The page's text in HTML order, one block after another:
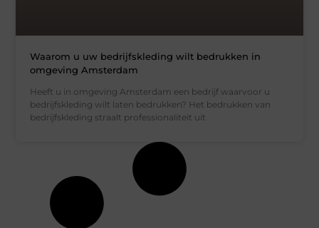
Waarom u uw bedrijfskleding wilt bedrukken in
omgeving Amsterdam
Heeft u in omgeving Amsterdam een bedrijf waarvoor u
bedrijfskleding wilt laten bedrukken? Het bedrukken van
bedrijfskleding straalt professionaliteit uit